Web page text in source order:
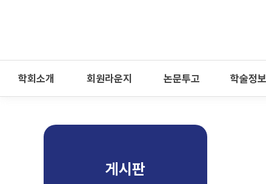
학회소개 회원라운지 논문투고 학술정
게시판